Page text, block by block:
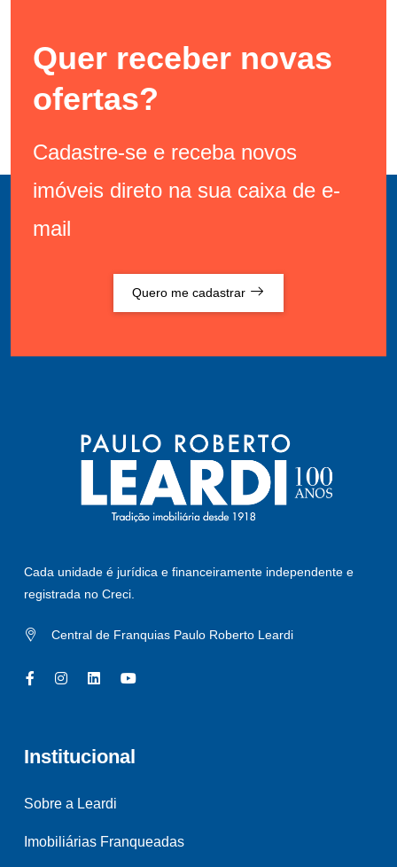
Quer receber novas
ofertas?
Cadastre-se e receba novos
imóveis direto na sua caixa de e-
mail
Quero me cadastrar
Cada unidade é jurídica e financeiramente independente e
registrada no Creci.
Central de Franquias Paulo Roberto Leardi
Institucional
Sobre a Leardi
Imobiliárias Franqueadas